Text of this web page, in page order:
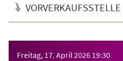
VORVERKAUFSSTELLE
Freitag, 17. April 2026 19:30